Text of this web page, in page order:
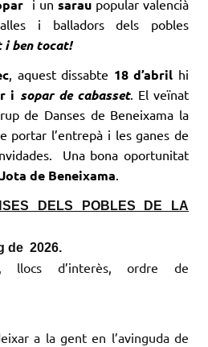
i un saraupopular valencià
i balladors dels pobles
i ben tocat!
, aquest dissabte 18 d’abril hi
i sopar de cabasset. El veïnat
de Danses de Beneixama la
portar l’entrepà i les ganes de
Una bona oportunitat
de Beneixama
DELS POBLES DE LA
de 2026.
llocs d’interès, ordre de
a la gent en l’avinguda de